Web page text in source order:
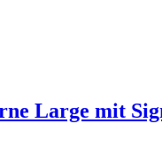
Large mit